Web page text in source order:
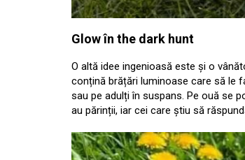
Glow în the dark hunt
O altă idee ingenioasă este și o
conțină brățări luminoase care să le
sau pe adulți în suspans. Pe ouă se
au părinții, iar cei care știu să